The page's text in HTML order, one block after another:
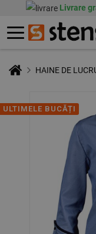
Livrare
HAINE DE
ULTIMELE BUCĂȚI